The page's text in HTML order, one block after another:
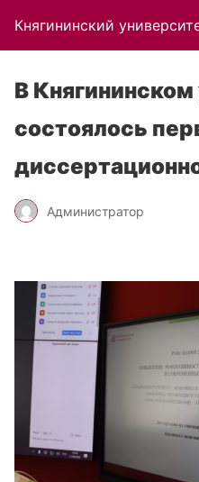
Княгининский
В
состоялось
Администратор